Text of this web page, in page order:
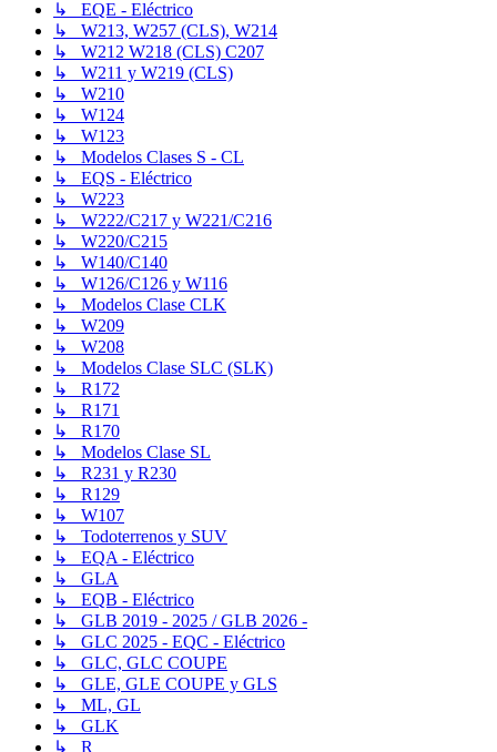
↳ EQE - Eléctrico
↳ W213, W257 (CLS), W214
↳ W212 W218 (CLS) C207
↳ W211 y W219 (CLS)
↳ W210
↳ W124
↳ W123
↳ Modelos Clases S - CL
↳ EQS - Eléctrico
↳ W223
↳ W222/C217 y W221/C216
↳ W220/C215
↳ W140/C140
↳ W126/C126 y W116
↳ Modelos Clase CLK
↳ W209
↳ W208
↳ Modelos Clase SLC (SLK)
↳ R172
↳ R171
↳ R170
↳ Modelos Clase SL
↳ R231 y R230
↳ R129
↳ W107
↳ Todoterrenos y SUV
↳ EQA - Eléctrico
↳ GLA
↳ EQB - Eléctrico
↳ GLB 2019 - 2025 / GLB 2026 -
↳ GLC 2025 - EQC - Eléctrico
↳ GLC, GLC COUPE
↳ GLE, GLE COUPE y GLS
↳ ML, GL
↳ GLK
↳ R